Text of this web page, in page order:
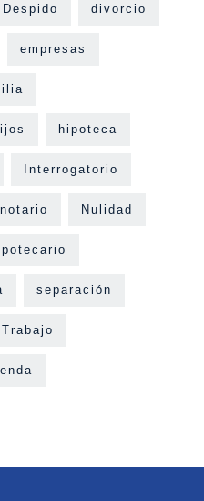
Despido divorcio
empresas
hipoteca
Interrogatorio
notario Nulidad
separación
Trabajo